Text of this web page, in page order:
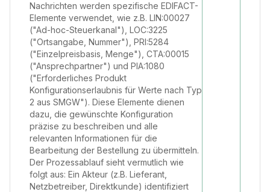
Nachrichten werden spezifische EDIFACT-
Elemente verwendet, wie z.B. LIN:00027
("Ad-hoc-Steuerkanal"), LOC:3225
("Ortsangabe, Nummer"), PRI:5284
("Einzelpreisbasis, Menge"), CTA:00015
("Ansprechpartner") und PIA:1080
("Erforderliches Produkt
Konfigurationserlaubnis für Werte nach Typ
2 aus SMGW"). Diese Elemente dienen
dazu, die gewünschte Konfiguration
präzise zu beschreiben und alle
relevanten Informationen für die
Bearbeitung der Bestellung zu übermitteln.
Der Prozessablauf sieht vermutlich wie
folgt aus: Ein Akteur (z.B. Lieferant,
Netzbetreiber, Direktkunde) identifiziert